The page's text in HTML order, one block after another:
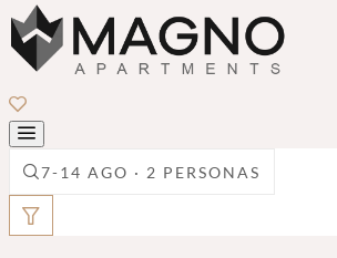
7-14 AGO · 2 PERSONAS